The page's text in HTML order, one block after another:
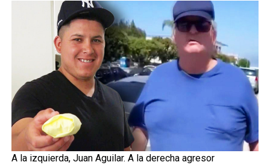
A la izquierda, Juan Aguilar. A la derecha agresor